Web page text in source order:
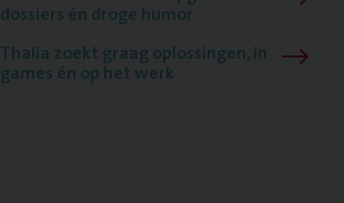
dossiers én droge humor
Thalia zoekt graag oplossingen, in
games én op het werk